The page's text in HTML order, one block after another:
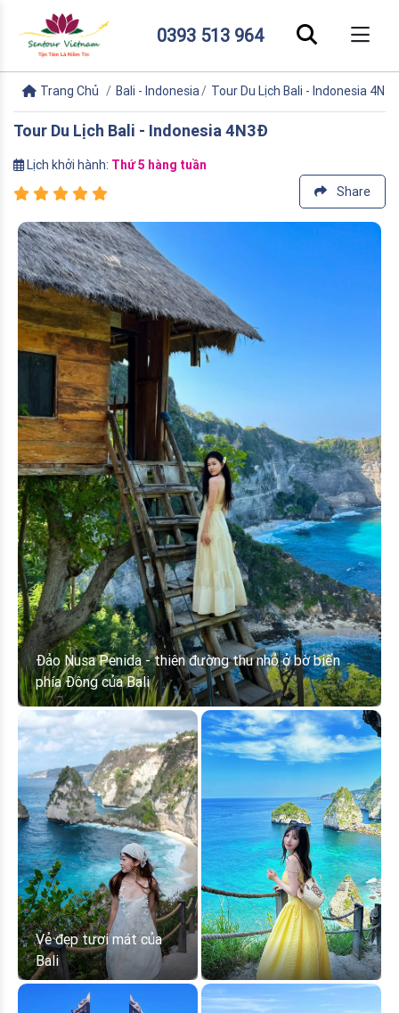
0393 513 964
Trang Chủ Bali - Indonesia Tour Du Lịch Bali - Indonesia
Tour Du Lịch Bali - Indonesia 4N3Đ
Lịch khởi hành: Thứ 5 hàng tuần
Share
Đảo Nusa Penida - thiên đường thu nhỏ ở bờ biển
phía Đông của Bali
Vẻ đẹp tươi mát của
Bali